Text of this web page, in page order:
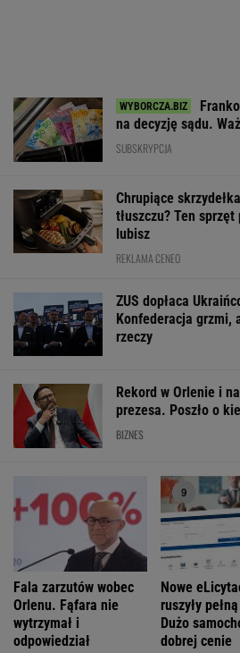
na decyzję sądu.
SUBSKRYPCJA
Chrupiące
tłuszczu? Ten
lubisz
REKLAMA CENEO
ZUS dopłaca
Konfederacja grzmi,
rzeczy
Rekord w Orlenie i
prezesa. Poszło o
BIZNES
Fala zarzutów wobec
Orlenu. Fąfara nie
wytrzymał i
odpowiedział
Nowe
ruszyły
Dużo
dobrej cenie